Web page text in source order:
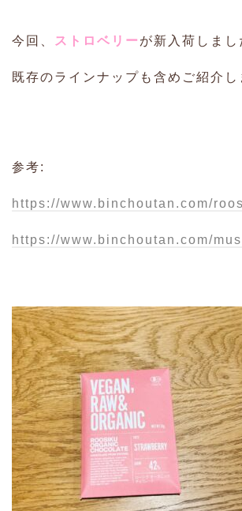
今回、 ストロベリー が新入荷しまし
既存のラインナップも含めご紹介し
参考:
https://www.binchoutan.com/
https://www.binchoutan.com/